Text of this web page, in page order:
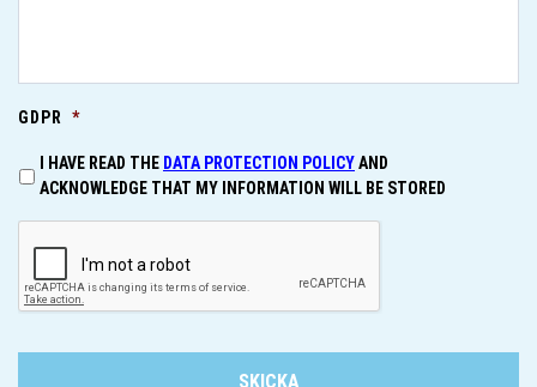
GDPR *
I HAVE READ THE DATA PROTECTION POLICYAND
ACKNOWLEDGE THAT MY INFORMATION WILL BE STORED